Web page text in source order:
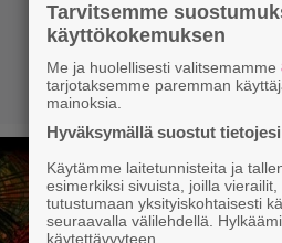
Tarvitsemme
käyttökokemuksen
Me ja huolellisesti valitsemamme
tarjotaksemme paremman
mainoksia.
Hyväksymällä suostut
Käytämme laitetunnisteita ja
esimerkiksi sivuista, joilla
tutustumaan yksityiskohtaisesti
seuraavalla välilehdellä.
käytettävyyteen.